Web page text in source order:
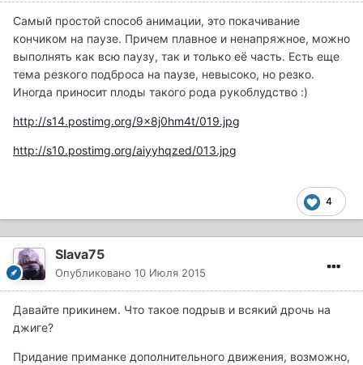
Самый простой способ анимации, это покачивание
кончиком на паузе. Причем плавное и ненапряжное, можно
выполнять как всю паузу, так и только её часть. Есть еще
тема резкого подброса на паузе, невысоко, но резко.
Иногда приносит плоды такого рода рукоблудство :)
http://s14.postimg.org/9x8j0hm4t/019.jpg
http://s10.postimg.org/aiyyhqzed/013.jpg
4
Slava75
Опубликовано 10 Июля 2015
Давайте прикинем. Что такое подрыв и всякий дрочь на
джиге?
Придание приманке дополнительного движения, возможно,